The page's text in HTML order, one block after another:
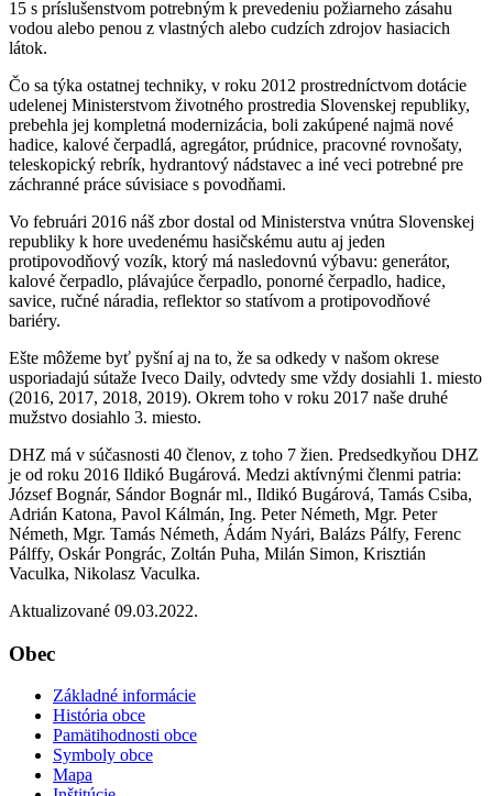
15 s príslušenstvom potrebným k prevedeniu požiarneho zásahu
vodou alebo penou z vlastných alebo cudzích zdrojov hasiacich
látok.
Čo sa týka ostatnej techniky, v roku 2012 prostredníctvom dotácie
udelenej Ministerstvom životného prostredia Slovenskej republiky,
prebehla jej kompletná modernizácia, boli zakúpené najmä nové
hadice, kalové čerpadlá, agregátor, prúdnice, pracovné rovnošaty,
teleskopický rebrík, hydrantový nádstavec a iné veci potrebné pre
záchranné práce súvisiace s povodňami.
Vo februári 2016 náš zbor dostal od Ministerstva vnútra Slovenskej
republiky k hore uvedenému hasičskému autu aj jeden
protipovodňový vozík, ktorý má nasledovnú výbavu: generátor,
kalové čerpadlo, plávajúce čerpadlo, ponorné čerpadlo, hadice,
savice, ručné náradia, reflektor so statívom a protipovodňové
bariéry.
Ešte môžeme byť pyšní aj na to, že sa odkedy v našom okrese
usporiadajú sútaže Iveco Daily, odvtedy sme vždy dosiahli 1. miesto
(2016, 2017, 2018, 2019). Okrem toho v roku 2017 naše druhé
mužstvo dosiahlo 3. miesto.
DHZ má v súčasnosti 40 členov, z toho 7 žien. Predsedkyňou DHZ
je od roku 2016 Ildikó Bugárová. Medzi aktívnými členmi patria:
József Bognár, Sándor Bognár ml., Ildikó Bugárová, Tamás Csiba,
Adrián Katona, Pavol Kálmán, Ing. Peter Németh, Mgr. Peter
Németh, Mgr. Tamás Németh, Ádám Nyári, Balázs Pálfy, Ferenc
Pálffy, Oskár Pongrác, Zoltán Puha, Milán Simon, Krisztián
Vaculka, Nikolasz Vaculka.
Aktualizované 09.03.2022.
Obec
Základné informácie
História obce
Pamätihodnosti obce
Symboly obce
Mapa